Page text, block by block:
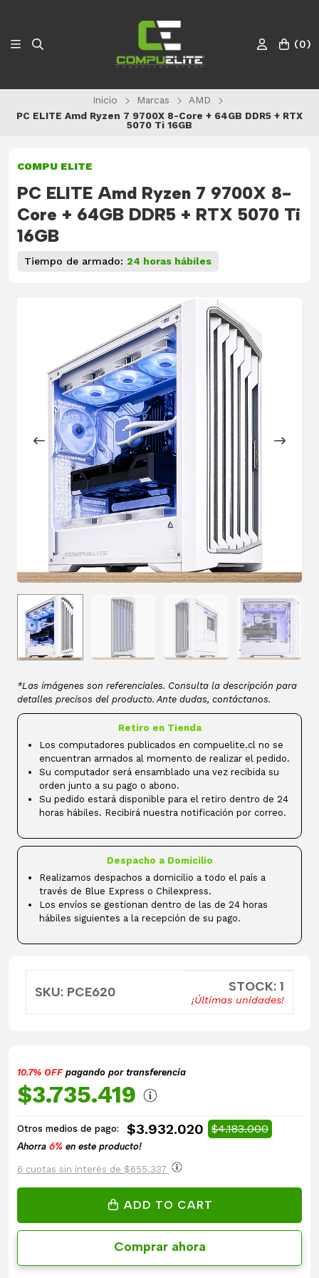
(0)
Inicio Marcas
AMD
PC ELITE Amd Ryzen 7 9700X 8-Core + 64GB DDR5 + RTX
5070 Ti 16GB
COMPU ELITE
PC ELITE Amd Ryzen 7 9700X 8-
Core + 64GB DDR5 + RTX 5070 Ti
16GB
Tiempo de armado: 24 horas hábiles
*Las imágenes son referenciales. Consulta la descripción para
detalles precisos del producto. Ante dudas, contáctanos.
Retiro en Tienda
Los computadores publicados en compuelite.cl no se
encuentran armados al momento de realizar el pedido.
Su computador será ensamblado una vez recibida su
orden junto a su pago o abono.
Su pedido estará disponible para el retiro dentro de 24
horas hábiles. Recibirá nuestra notificación por correo.
Despacho a Domicilio
Realizamos despachos a domicilio a todo el país a
través de Blue Express o Chilexpress.
Los envíos se gestionan dentro de las de 24 horas
hábiles siguientes a la recepción de su pago.
SKU: PCE620 STOCK: 1
¡Últimas unidades!
10.7% OFFpagando por transferencia
$3.735.419
Otros medios de pago: $3.932.020 $4.183.000
Ahorra 6% en este producto!
6 cuotas sin interés de $655.337
ADD TO CART
Comprar ahora